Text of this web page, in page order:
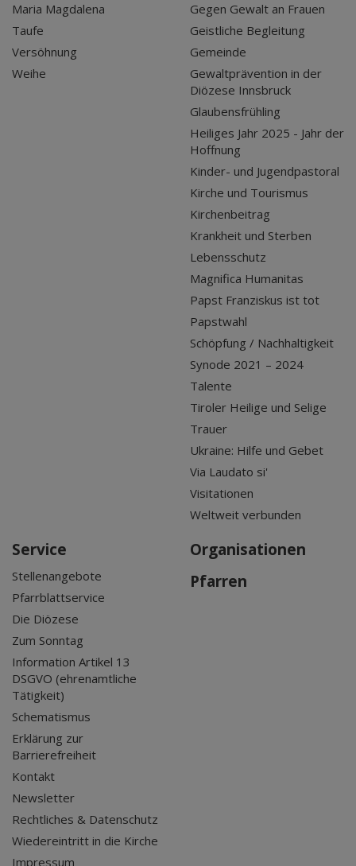
Maria Magdalena
Taufe
Versöhnung
Weihe
Gegen Gewalt an Frauen
Geistliche Begleitung
Gemeinde
Gewaltprävention in der
Diözese Innsbruck
Glaubensfrühling
Heiliges Jahr 2025 - Jahr der
Hoffnung
Kinder- und Jugendpastoral
Kirche und Tourismus
Kirchenbeitrag
Krankheit und Sterben
Lebensschutz
Magnifica Humanitas
Papst Franziskus ist tot
Papstwahl
Schöpfung / Nachhaltigkeit
Synode 2021 – 2024
Talente
Tiroler Heilige und Selige
Trauer
Ukraine: Hilfe und Gebet
Via Laudato si'
Visitationen
Weltweit verbunden
Service
Stellenangebote
Pfarrblattservice
Die Diözese
Zum Sonntag
Information Artikel 13
DSGVO (ehrenamtliche
Tätigkeit)
Schematismus
Erklärung zur
Barrierefreiheit
Kontakt
Newsletter
Rechtliches & Datenschutz
Wiedereintritt in die Kirche
Impressum
Organisationen
Pfarren